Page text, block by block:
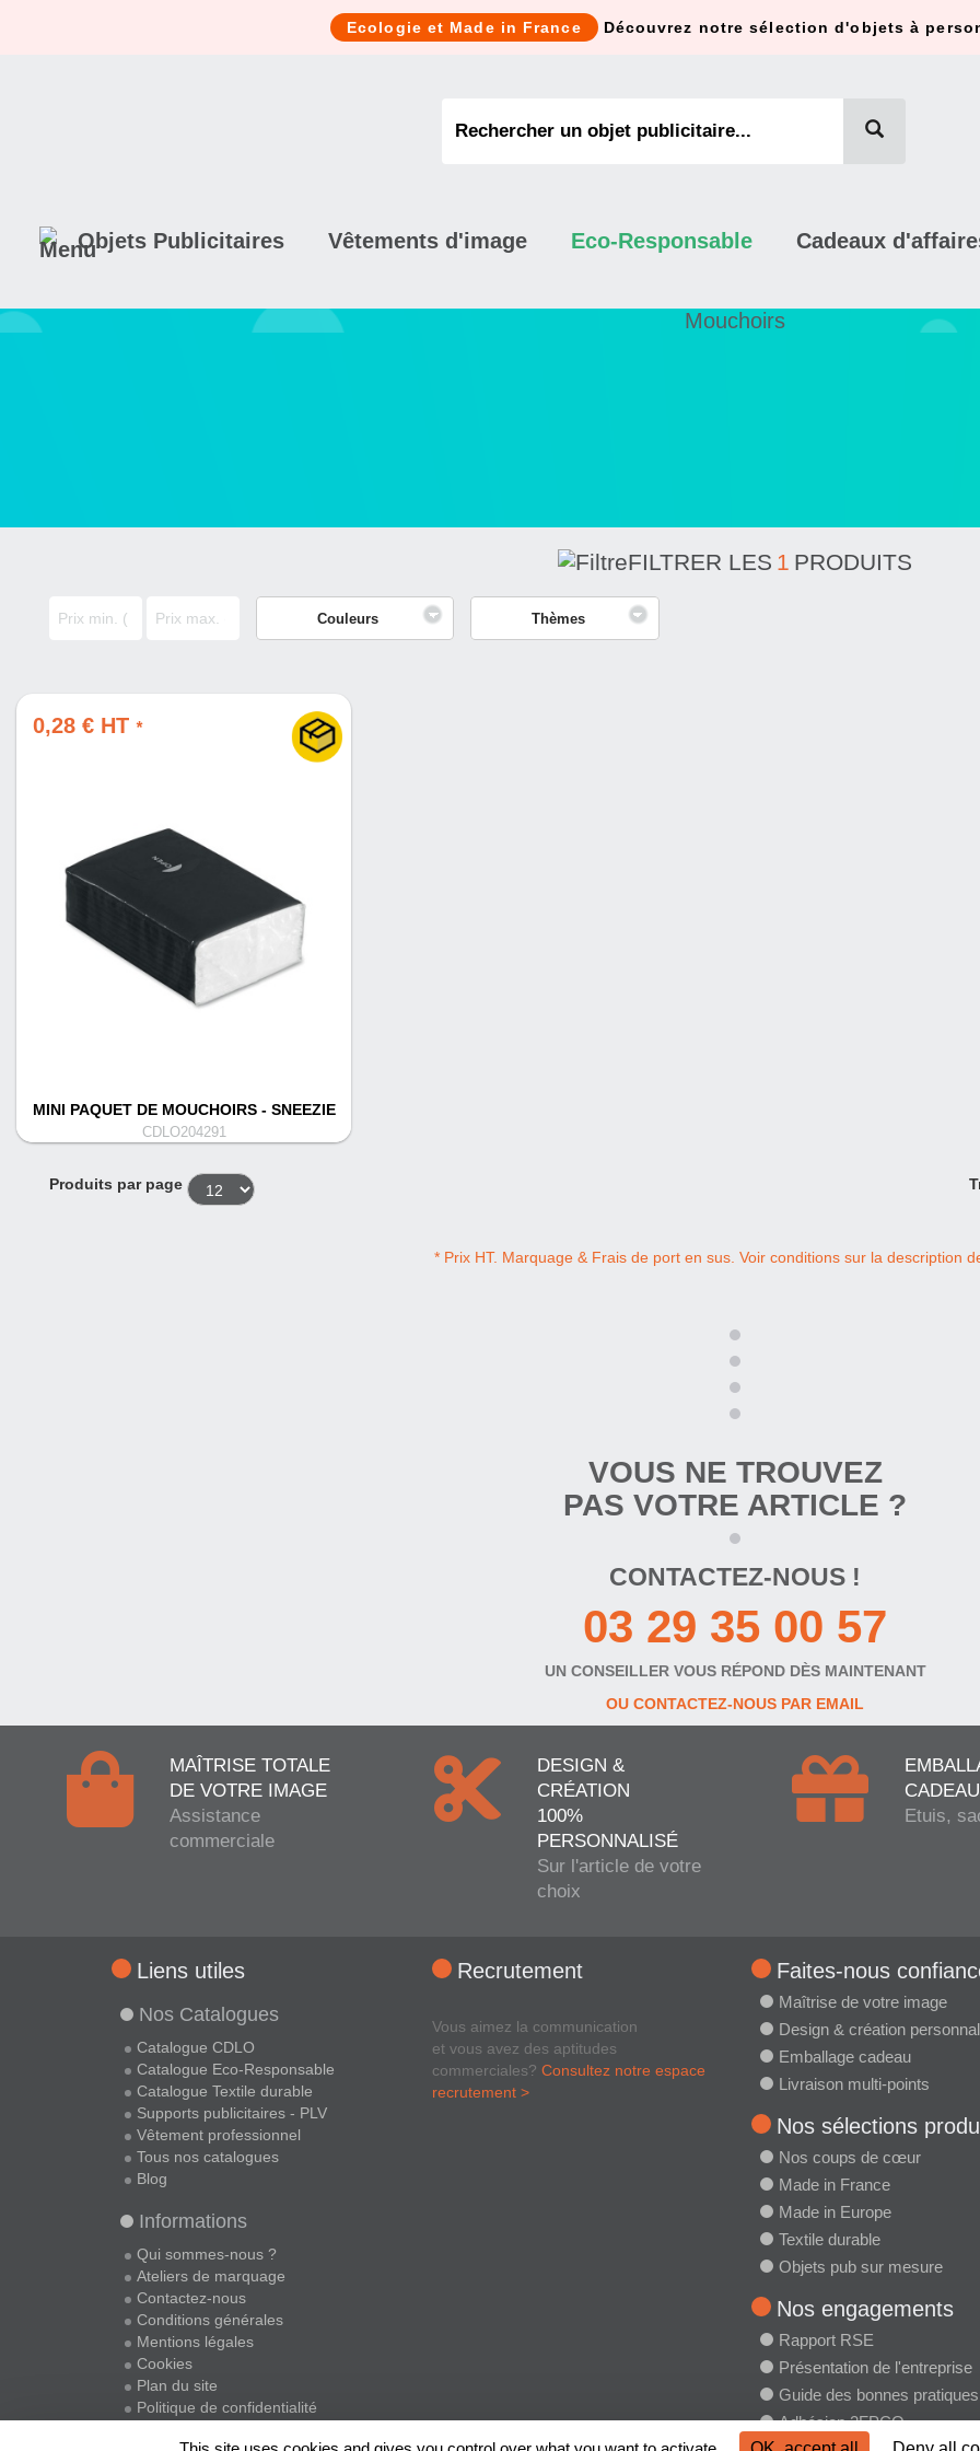
Ecologie et Made in France Découvrez notre sélection d'objets à
Objets Publicitaires Vêtements d'image Eco-Responsable Cadeaux
Mouchoirs
FILTRER LES 1 PRODUITS
Couleurs Thèmes
0,28 € HT *
MINI PAQUET DE MOUCHOIRS - SNEEZIE
CDLO204291
Produits par page
* Prix HT. Marquage & Frais de port en sus. Voir conditions sur la description
VOUS NE TROUVEZ
PAS VOTRE ARTICLE ?
CONTACTEZ-NOUS !
03 29 35 00 57
UN CONSEILLER VOUS RÉPOND DÈS MAINTENANT
OU CONTACTEZ-NOUS PAR EMAIL
MAÎTRISE TOTALE
DE VOTRE IMAGE
Assistance
commerciale
DESIGN &
CRÉATION
100%
PERSONNALISÉ
Sur l'article de votre
choix
CADEAU
Etuis,
Liens utiles
Nos Catalogues
Catalogue CDLO
Catalogue Eco-Responsable
Catalogue Textile durable
Supports publicitaires - PLV
Vêtement professionnel
Tous nos catalogues
Blog
Informations
Qui sommes-nous ?
Ateliers de marquage
Contactez-nous
Conditions générales
Mentions légales
Cookies
Plan du site
Politique de confidentialité
Recrutement
Vous aimez la communication
et vous avez des aptitudes
commerciales? Consultez notre espace
recrutement >
Faites-nous
Maîtrise de votre image
Design & création
Emballage cadeau
Livraison multi-points
Nos sélections
Nos coups de cœur
Made in France
Made in Europe
Textile durable
Objets pub sur mesure
Nos engagements
Rapport RSE
Présentation de l'entreprise
Guide des bonnes pratiques
Adhésion 2FPCO